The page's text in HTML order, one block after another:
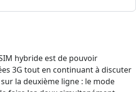
hybride est de pouvoir
3G tout en continuant à discuter
la deuxième ligne : le mode